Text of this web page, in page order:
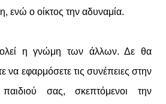
ενώ ο οίκτος την αδυναμία.
η γνώμη των άλλων. Δε θα
να εφαρμόσετε τις συνέπειες στην
σας, σκεπτόμενοι την